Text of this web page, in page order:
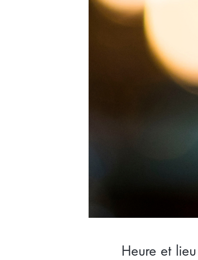
Heure et lieu